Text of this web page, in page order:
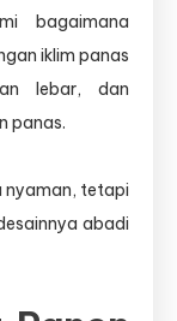
bagaimana
iklim panas
lebar, dan
panas.
nyaman, tetapi
abadi